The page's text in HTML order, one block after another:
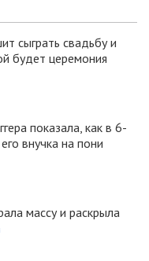
сыграть свадьбу и
будет церемония
показала, как в 6-
внучка на пони
массу и раскрыла